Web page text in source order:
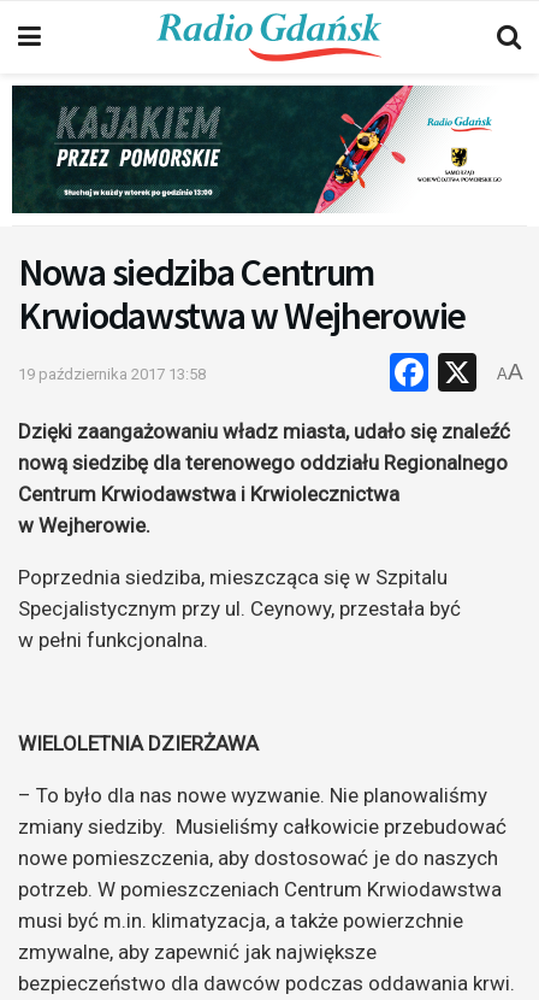
Nowa siedziba Centrum
Krwiodawstwa w Wejherowie
19 października 2017 13:58 X
AA
Dzięki zaangażowaniu władz miasta, udało się znaleźć
nową siedzibę dla terenowego oddziału Regionalnego
Centrum Krwiodawstwa i Krwiolecznictwa
w Wejherowie.
Poprzednia siedziba, mieszcząca się w Szpitalu
Specjalistycznym przy ul. Ceynowy, przestała być
w pełni funkcjonalna.
WIELOLETNIA DZIERŻAWA
– To było dla nas nowe wyzwanie. Nie planowaliśmy
zmiany siedziby. Musieliśmy całkowicie przebudować
nowe pomieszczenia, aby dostosować je do naszych
potrzeb. W pomieszczeniach Centrum Krwiodawstwa
musi być m.in. klimatyzacja, a także powierzchnie
zmywalne, aby zapewnić jak największe
bezpieczeństwo dla dawców podczas oddawania krwi.